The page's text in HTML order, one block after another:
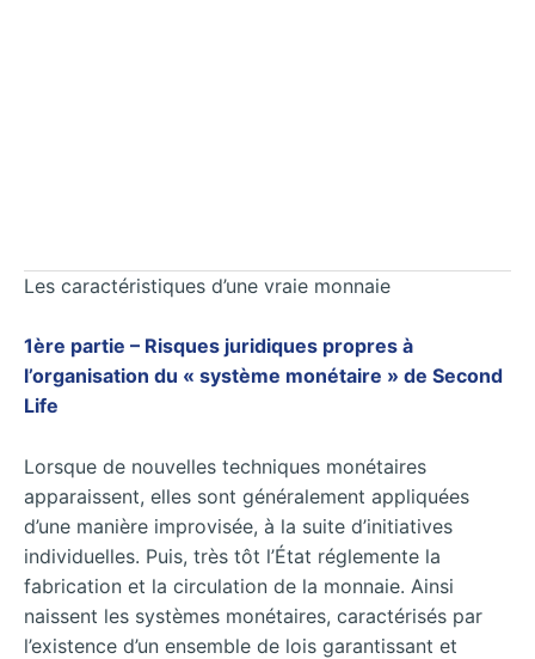
Les caractéristiques d’une vraie monnaie
1ère partie – Risques juridiques propres à
l’organisation du « système monétaire » de Second
Life
Lorsque de nouvelles techniques monétaires
apparaissent, elles sont généralement appliquées
d’une manière improvisée, à la suite d’initiatives
individuelles. Puis, très tôt l’État réglemente la
fabrication et la circulation de la monnaie. Ainsi
naissent les systèmes monétaires, caractérisés par
l’existence d’un ensemble de lois garantissant et